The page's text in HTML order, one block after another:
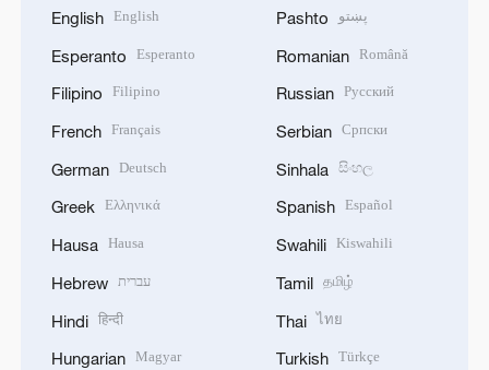
English English
Esperanto Esperanto
Filipino Filipino
French Français
German Deutsch
Greek Ελληνικά
Hausa Hausa
Hebrew עברית
Hindi हिन्दी
Hungarian Magyar
Pashto پښتو
Romanian Română
Russian Русский
Serbian Српски
Sinhala සිංහල
Spanish Español
Swahili Kiswahili
Tamil தமிழ்
Thai ไทย
Turkish Türkçe